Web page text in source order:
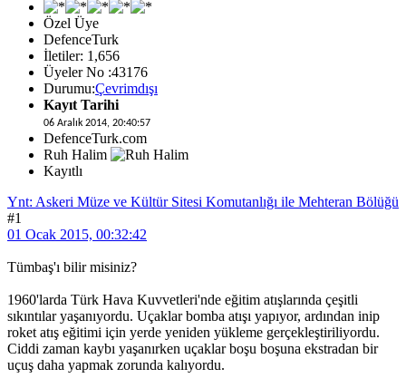
Özel Üye
DefenceTurk
İletiler: 1,656
Üyeler No :43176
Durumu:Çevrimdışı
Kayıt Tarihi
06 Aralık 2014, 20:40:57
DefenceTurk.com
Ruh Halim
Kayıtlı
Ynt: Askeri Müze ve Kültür Sitesi Komutanlığı ile Mehteran Bölüğü
#1
01 Ocak 2015, 00:32:42
Tümbaş'ı bilir misiniz?
1960'larda Türk Hava Kuvvetleri'nde eğitim atışlarında çeşitli
sıkıntılar yaşanıyordu. Uçaklar bomba atışı yapıyor, ardından inip
roket atış eğitimi için yerde yeniden yükleme gerçekleştiriliyordu.
Ciddi zaman kaybı yaşanırken uçaklar boşu boşuna ekstradan bir
uçuş daha yapmak zorunda kalıyordu.